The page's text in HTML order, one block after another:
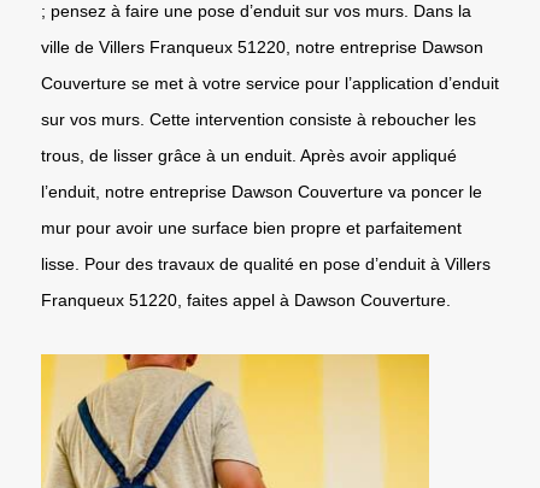
; pensez à faire une pose d’enduit sur vos murs. Dans la
ville de Villers Franqueux 51220, notre entreprise Dawson
Couverture se met à votre service pour l’application d’enduit
sur vos murs. Cette intervention consiste à reboucher les
trous, de lisser grâce à un enduit. Après avoir appliqué
l’enduit, notre entreprise Dawson Couverture va poncer le
mur pour avoir une surface bien propre et parfaitement
lisse. Pour des travaux de qualité en pose d’enduit à Villers
Franqueux 51220, faites appel à Dawson Couverture.